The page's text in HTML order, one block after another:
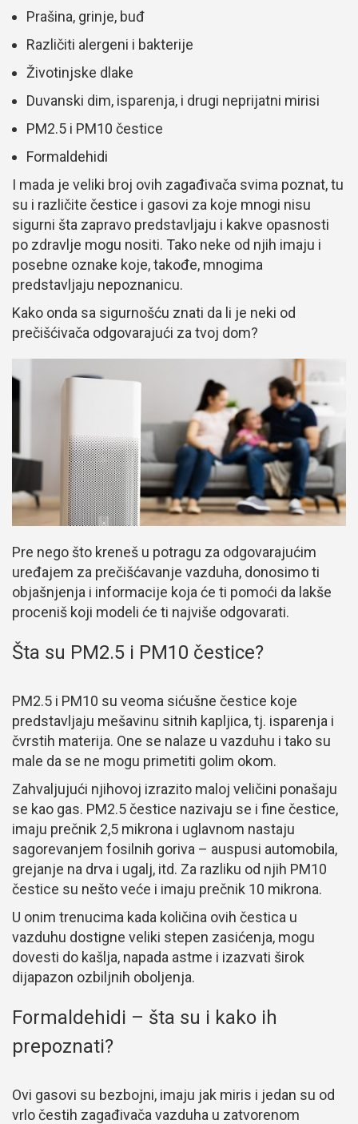
Prašina, grinje, buđ
Različiti alergeni i bakterije
Životinjske dlake
Duvanski dim, isparenja, i drugi neprijatni mirisi
PM2.5 i PM10 čestice
Formaldehidi
I mada je veliki broj ovih zagađivača svima poznat, tu
su i različite čestice i gasovi za koje mnogi nisu
sigurni šta zapravo predstavljaju i kakve opasnosti
po zdravlje mogu nositi. Tako neke od njih imaju i
posebne oznake koje, takođe, mnogima
predstavljaju nepoznanicu.
Kako onda sa sigurnošću znati da li je neki od
prečišćivača odgovarajući za tvoj dom?
Pre nego što kreneš u potragu za odgovarajućim
uređajem za prečišćavanje vazduha, donosimo ti
objašnjenja i informacije koja će ti pomoći da lakše
proceniš koji modeli će ti najviše odgovarati.
Šta su PM2.5 i PM10 čestice?
PM2.5 i PM10 su veoma sićušne čestice koje
predstavljaju mešavinu sitnih kapljica, tj. isparenja i
čvrstih materija. One se nalaze u vazduhu i tako su
male da se ne mogu primetiti golim okom.
Zahvaljujući njihovoj izrazito maloj veličini ponašaju
se kao gas. PM2.5 čestice nazivaju se i fine čestice,
imaju prečnik 2,5 mikrona i uglavnom nastaju
sagorevanjem fosilnih goriva – auspusi automobila,
grejanje na drva i ugalj, itd. Za razliku od njih PM10
čestice su nešto veće i imaju prečnik 10 mikrona.
U onim trenucima kada količina ovih čestica u
vazduhu dostigne veliki stepen zasićenja, mogu
dovesti do kašlja, napada astme i izazvati širok
dijapazon ozbiljnih oboljenja.
Formaldehidi – šta su i kako ih
prepoznati?
Ovi gasovi su bezbojni, imaju jak miris i jedan su od
vrlo čestih zagađivača vazduha u zatvorenom